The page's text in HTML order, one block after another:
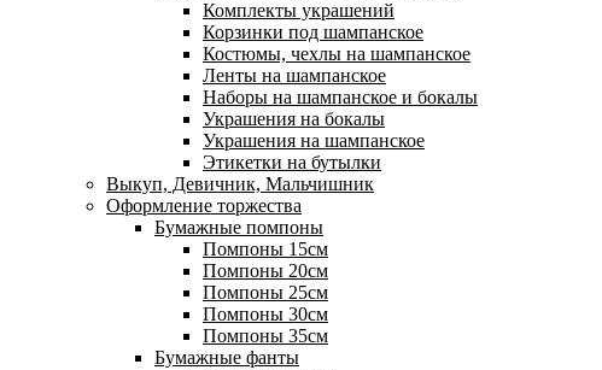
Комплекты украшений
Корзинки под шампанское
Костюмы, чехлы на шампанское
Ленты на шампанское
Наборы на шампанское и бокалы
Украшения на бокалы
Украшения на шампанское
Этикетки на бутылки
Выкуп, Девичник, Мальчишник
Оформление торжества
Бумажные помпоны
Помпоны 15см
Помпоны 20см
Помпоны 25см
Помпоны 30см
Помпоны 35см
Бумажные фанты